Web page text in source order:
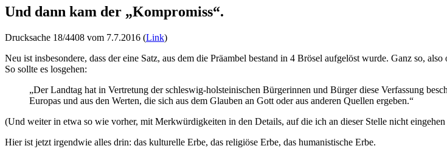
Und dann kam der „Kompromiss“.
Drucksache 18/4408 vom 7.7.2016 (Link)
Neu ist insbesondere, dass der eine Satz, aus dem die Präambel bestand in 4 Brösel aufgelöst wurde. Ganz so,
So sollte es losgehen:
„Der Landtag hat in Vertretung der schleswig-holsteinischen Bürgerinnen und Bürger diese Verfassung
Europas und aus den Werten, die sich aus dem Glauben an Gott oder aus anderen Quellen ergeben.“
(Und weiter in etwa so wie vorher, mit Merkwürdigkeiten in den Details, auf die ich an dieser Stelle nicht
Hier ist jetzt irgendwie alles drin: das kulturelle Erbe, das religiöse Erbe, das humanistische Erbe.